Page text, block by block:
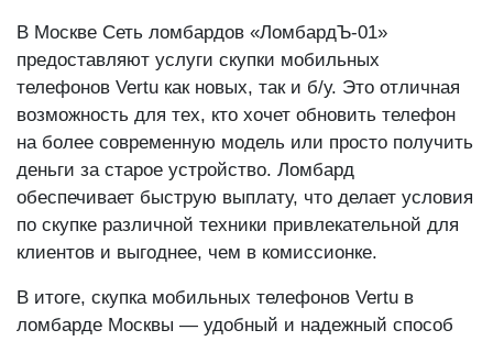
В Москве Сеть ломбардов «ЛомбардЪ-01»
предоставляют услуги скупки мобильных
телефонов Vertu как новых, так и б/у. Это отличная
возможность для тех, кто хочет обновить телефон
на более современную модель или просто получить
деньги за старое устройство. Ломбард
обеспечивает быструю выплату, что делает условия
по скупке различной техники привлекательной для
клиентов и выгоднее, чем в комиссионке.
В итоге, скупка мобильных телефонов Vertu в
ломбарде Москвы — удобный и надежный способ